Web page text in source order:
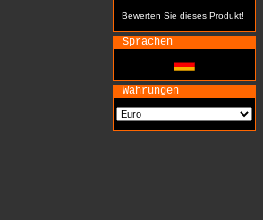
Bewerten Sie dieses Produkt!
Sprachen
Währungen